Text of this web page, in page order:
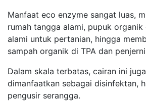
Manfaat eco enzyme sangat luas,
rumah tangga alami, pupuk
alami untuk pertanian, hingga
sampah organik di TPA dan
Dalam skala terbatas, cairan ini
dimanfaatkan sebagai disinfektan,
pengusir serangga.